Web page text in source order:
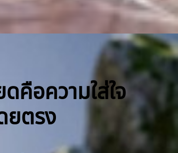
คือความใส่ใจ
ยตรง